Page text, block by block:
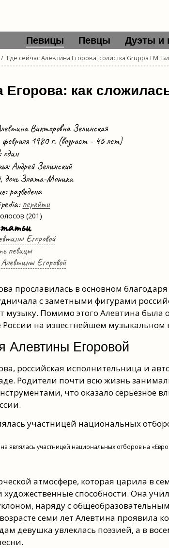
Певицы Певцы Дуэты и
Где сейчас Алевтина Егорова, солистка Gruppa FM.
Егорова: как
Викторовна Зелинская
1980 г. (возраст - 46 лет)
один
Андрей Зелинский
дочь Злата-Моника
разведена
перейти
(201)
Егоровой
певицы
Егоровой
прославилась в основном
с заметными фигурами
музыку. Помимо этого Алевтина была
России на известнейшем музыкальном
Алевтины Егоровой
российская исполнительница и
Родители почти всю жизнь
что оказало серьезное
являлась участницей национальных отборов на
атмосфере, которая царила в
способности. Она
наряду с
семи лет Алевтина проявила
девушка увлеклась поэзией, а в